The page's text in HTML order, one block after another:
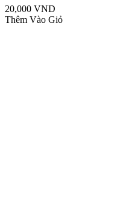
20,000 VND
Thêm Vào Giỏ